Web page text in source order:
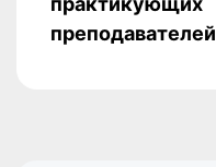
преподавателей